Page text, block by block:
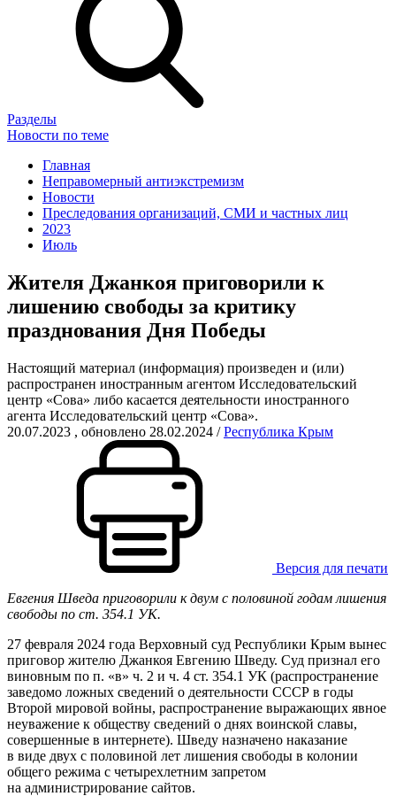
Разделы
Новости по теме
Главная
Неправомерный антиэкстремизм
Новости
Преследования организаций, СМИ и частных лиц
2023
Июль
Жителя Джанкоя приговорили к
лишению свободы за критику
празднования Дня Победы
Настоящий материал (информация) произведен и (или)
распространен иностранным агентом Исследовательский
центр «Сова» либо касается деятельности иностранного
агента Исследовательский центр «Сова».
20.07.2023 , обновлено 28.02.2024 /Республика Крым
Версия для печати
Евгения Шведа приговорили к двум с половиной годам лишения
свободы по ст. 354.1 УК.
27 февраля 2024 года Верховный суд Республики Крым вынес
приговор жителю Джанкоя Евгению Шведу. Суд признал его
виновным по п. «в» ч. 2 и ч. 4 ст. 354.1 УК (распространение
заведомо ложных сведений о деятельности СССР в годы
Второй мировой войны, распространение выражающих явное
неуважение к обществу сведений о днях воинской славы,
совершенные в интернете). Шведу назначено наказание
в виде двух с половиной лет лишения свободы в колонии
общего режима с четырехлетним запретом
на администрирование сайтов.